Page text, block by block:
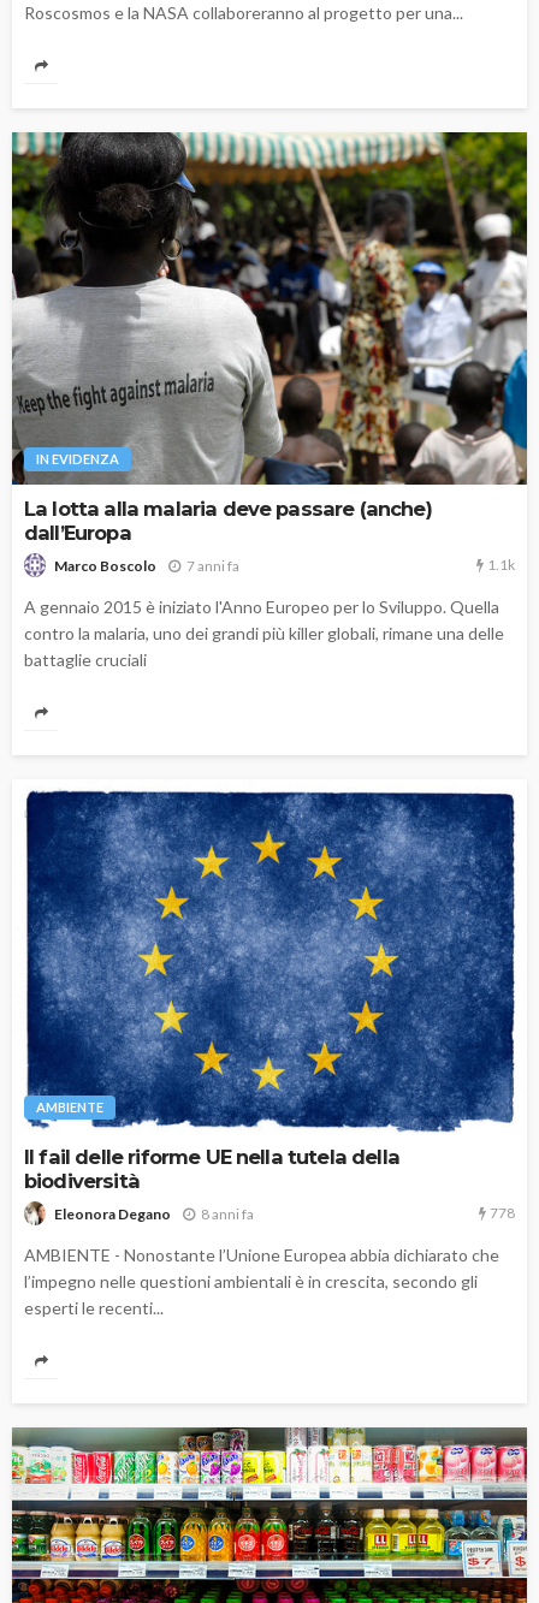
Roscosmos e la NASA collaboreranno al progetto per una...
IN EVIDENZA
La lotta alla malaria deve passare (anche)
dall’Europa
Marco Boscolo 7 anni fa 1.1k
A gennaio 2015 è iniziato l'Anno Europeo per lo Sviluppo. Quella
contro la malaria, uno dei grandi più killer globali, rimane una delle
battaglie cruciali
AMBIENTE
Il fail delle riforme UE nella tutela della
biodiversità
Eleonora Degano 8 anni fa 778
AMBIENTE - Nonostante l’Unione Europea abbia dichiarato che
l’impegno nelle questioni ambientali è in crescita, secondo gli
esperti le recenti...